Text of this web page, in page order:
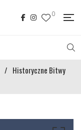
0
/ Historyczne Bitwy